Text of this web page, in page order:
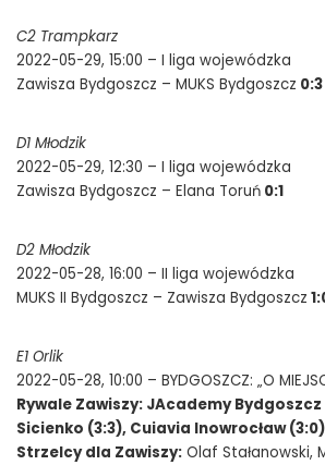
C2 Trampkarz
2022-05-29, 15:00 – I liga wojewódzka
Zawisza Bydgoszcz – MUKS Bydgoszcz 0:3
D1 Młodzik
2022-05-29, 12:30 – I liga wojewódzka
Zawisza Bydgoszcz – Elana Toruń 0:1
D2 Młodzik
2022-05-28, 16:00 – II liga wojewódzka
MUKS II Bydgoszcz – Zawisza Bydgoszcz
E1 Orlik
2022-05-28, 10:00 – BYDGOSZCZ: „O
Rywale Zawiszy: JAcademy Bydgoszcz
Sicienko (3:3), Cuiavia Inowrocław (3:0)
Strzelcy dla Zawiszy: Olaf Stałanowski,